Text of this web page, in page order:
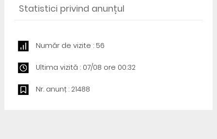
Statistici privind anunțul
Număr de vizite : 56
Ultima vizită : 07/08 ore 00:32
Nr. anunț : 21488